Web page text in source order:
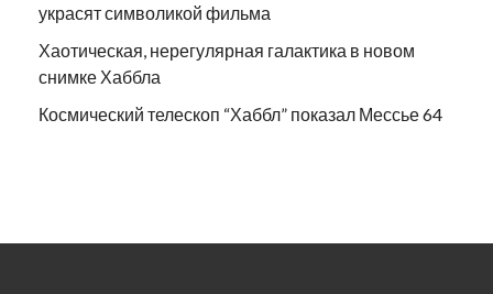
украсят символикой фильма
Хаотическая, нерегулярная галактика в новом
снимке Хаббла
Космический телескоп “Хаббл” показал Мессье 64